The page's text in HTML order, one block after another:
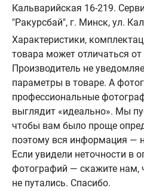
Кальварийская 16-219.
"Ракурсбай", г. Минск, ул.
Характеристики,
товара может отличаться
Производитель не
параметры в товаре. А
профессиональные
выглядит «идеально». Мы
чтобы вам было проще
поэтому вся информация —
Если увидели неточности в
фотографий — скажите нам,
не путались. Спасибо.